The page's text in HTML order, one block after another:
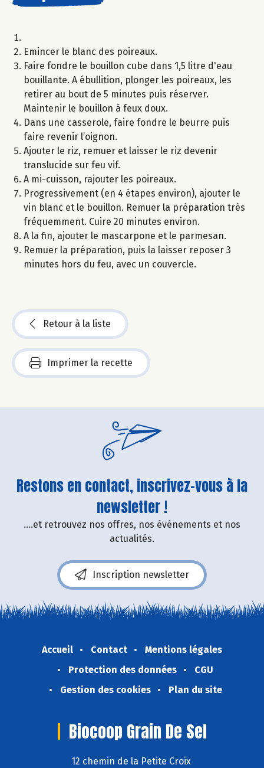
Emincer le blanc des poireaux.
Faire fondre le bouillon cube dans 1,5 litre d'eau
bouillante. A ébullition, plonger les poireaux, les
retirer au bout de 5 minutes puis réserver.
Maintenir le bouillon à feux doux.
Dans une casserole, faire fondre le beurre puis
faire revenir l’oignon.
Ajouter le riz, remuer et laisser le riz devenir
translucide sur feu vif.
A mi-cuisson, rajouter les poireaux.
Progressivement (en 4 étapes environ), ajouter le
vin blanc et le bouillon. Remuer la préparation très
fréquemment. Cuire 20 minutes environ.
A la fin, ajouter le mascarpone et le parmesan.
Remuer la préparation, puis la laisser reposer 3
minutes hors du feu, avec un couvercle.
Retour à la liste
Imprimer la recette
Restons en contact, inscrivez-vous à la
newsletter !
....et retrouvez nos offres, nos événements et nos
actualités.
Inscription newsletter
Accueil Contact
Mentions légales
Protection des données
CGU
Gestion des cookies
Plan du site
Biocoop Grain De Sel
12 chemin de la Petite Croix